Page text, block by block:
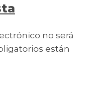
no será
están